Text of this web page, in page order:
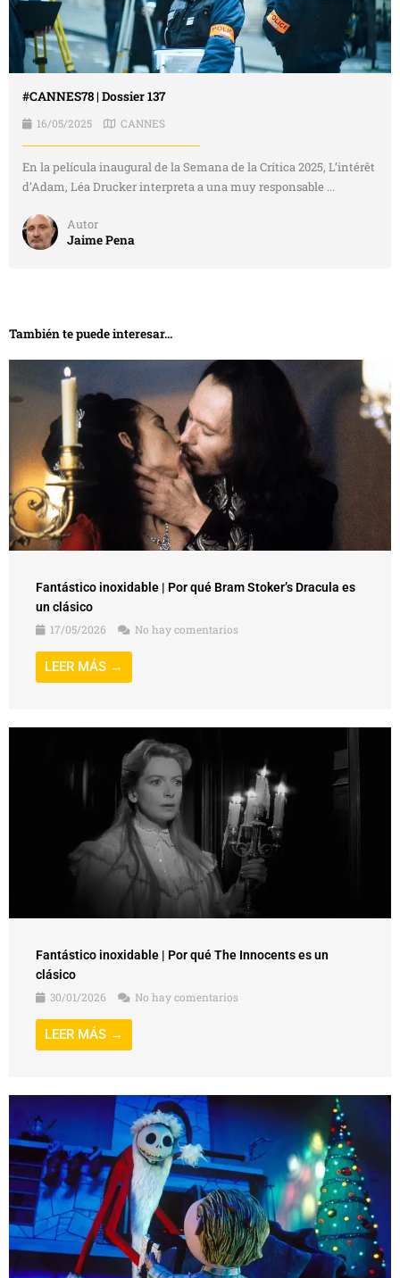
#CANNES78 | Dossier 137
16/05/2025 CANNES
En la película inaugural de la Semana de la Crítica 2025, L’intérêt
d’Adam, Léa Drucker interpreta a una muy responsable ...
Autor
Jaime Pena
También te puede interesar...
Fantástico inoxidable | Por qué Bram Stoker’s Dracula es
un clásico
17/05/2026
No hay comentarios
LEER MÁS →
Fantástico inoxidable | Por qué The Innocents es un
clásico
30/01/2026
No hay comentarios
LEER MÁS →